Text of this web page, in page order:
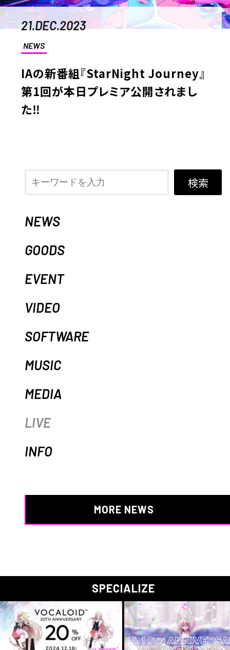
21.DEC.2023
NEWS
IAの新番組『StarNight Journey』
第1回が本日プレミア公開されまし
た‼
検索
NEWS
GOODS
EVENT
VIDEO
SOFTWARE
MUSIC
MEDIA
LIVE
INFO
MORE NEWS
SPECIALIZE